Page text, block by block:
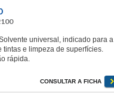
universal, indicado para a
tintas e limpeza de superfícies.
rápida.
CONSULTAR A FICHA